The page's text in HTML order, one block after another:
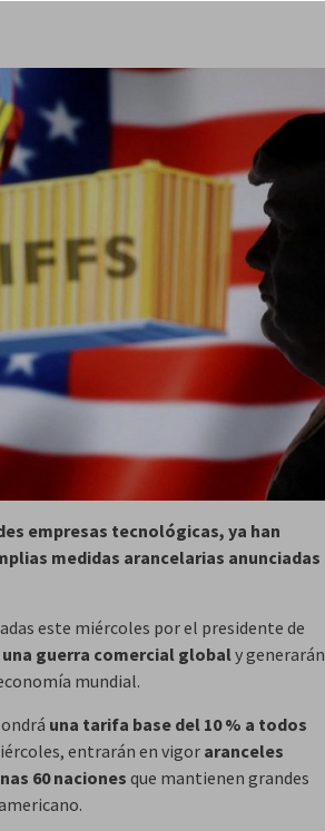
empresas tecnológicas, ya han
medidas arancelarias anunciadas
este miércoles por el presidente de
una guerra comercial globaly generarán
mundial.
una tarifa base del 10 % a todos
entrarán en vigor aranceles
60 naciones que mantienen grandes